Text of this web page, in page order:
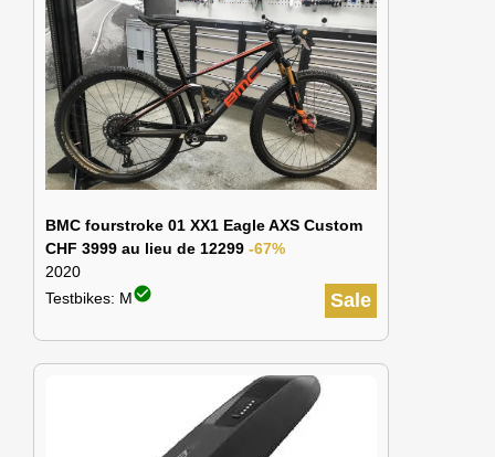
BMC fourstroke 01 XX1 Eagle AXS Custom
CHF 3999 au lieu de 12299 -67%
2020
Sale
Testbikes: Mcheck_circle